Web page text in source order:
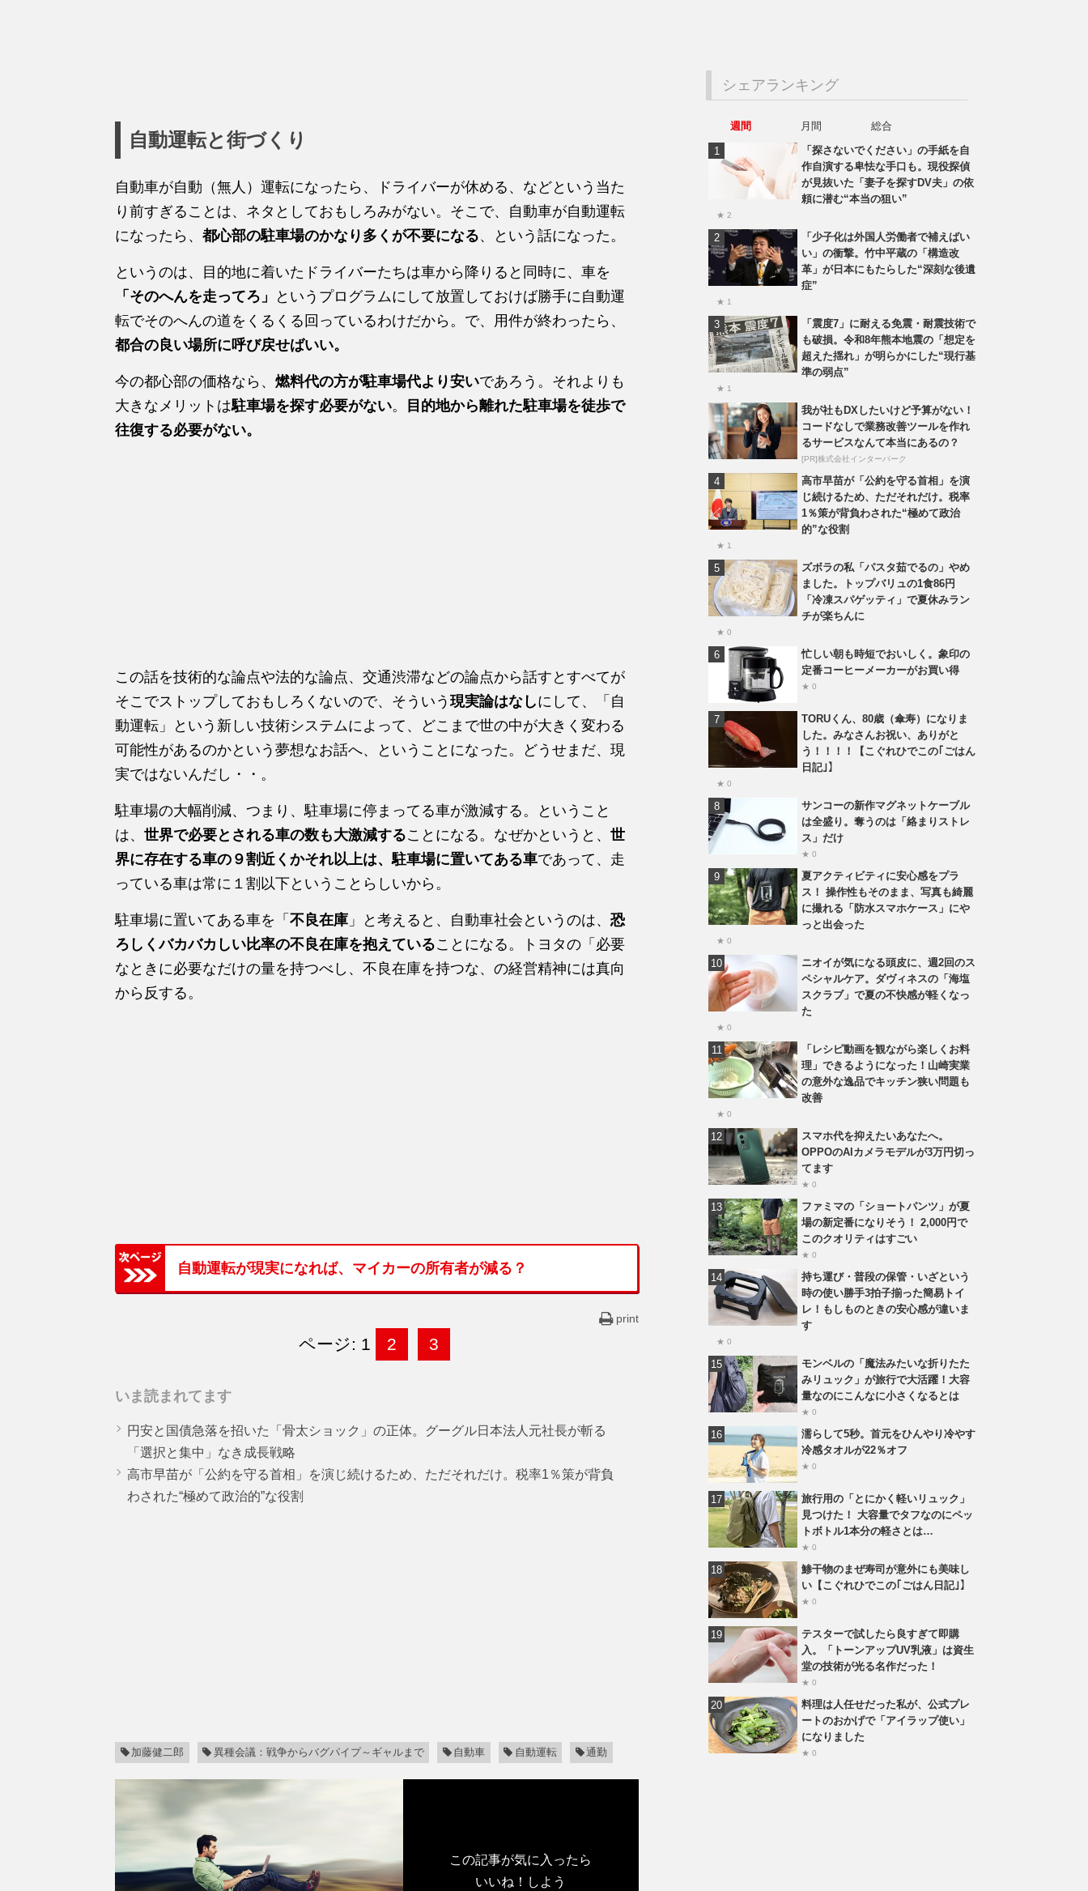
自動運転と街づくり
自動車が自動（無人）運転になったら、ドライバーが休める、などという当た
り前すぎることは、ネタとしておもしろみがない。そこで、自動車が自動運転
になったら、 都心部の駐車場のかなり多くが不要になる、という話になった。
というのは、目的地に着いたドライバーたちは車から降りると同時に、車を
「そのへんを走ってろ」
というプログラムにして放置しておけば勝手に自動運
転でそのへんの道をくるくる回っているわけだから。で、用件が終わったら、
都合の良い場所に呼び戻せばいい。
今の都心部の価格なら、 燃料代の方が駐車場代より安いであろう。それよりも
大きなメリットは駐車場を探す必要がない。
目的地から離れた駐車場を徒歩で
往復する必要がない。
この話を技術的な論点や法的な論点、交通渋滞などの論点から話すとすべてが
そこでストップしておもしろくないので、そういう 現実論はなしにして、「自
動運転」という新しい技術システムによって、どこまで世の中が大きく変わる
可能性があるのかという夢想なお話へ、ということになった。どうせまだ、現
実ではないんだし・・。
駐車場の大幅削減、つまり、駐車場に停まってる車が激減する。ということ
は、 世界で必要とされる車の数も大激減することになる。なぜかというと、 世
界に存在する車の９割近くかそれ以上は、駐車場に置いてある車であって、走
っている車は常に１割以下ということらしいから。
駐車場に置いてある車を「 不良在庫 」と考えると、自動車社会というのは、 恐
ろしくバカバカしい比率の不良在庫を抱えていることになる。トヨタの「必要
なときに必要なだけの量を持つべし、不良在庫を持つな、の経営精神には真向
から反する。
自動運転が現実になれば、マイカーの所有者が減る？
print
ページ: 1 2 3
いま読まれてます
円安と国債急落を招いた「骨太ショック」の正体。グーグル日本法人元社長が斬る
「選択と集中」なき成長戦略
高市早苗が「公約を守る首相」を演じ続けるため、ただそれだけ。税率1％策が背負
わされた“極めて政治的”な役割
加藤健二郎 異種会議：戦争からバグパイプ～ギャルまで 自動車 自動運転 通勤
この記事が気に入ったら
いいね！しよう
シェアランキング
週間 月間
総合
「探さないでください」の手紙を自
作自演する卑怯な手口も。現役探偵
が見抜いた「妻子を探すDV夫」の依
頼に潜む“本当の狙い”
★ 2
「少子化は外国人労働者で補えばい
い」の衝撃。竹中平蔵の「構造改
革」が日本にもたらした“深刻な後遺
症”
★ 1
「震度7」に耐える免震・耐震技術で
も破損。令和8年熊本地震の「想定を
超えた揺れ」が明らかにした“現行基
準の弱点”
★ 1
我が社もDXしたいけど予算がない！
コードなしで業務改善ツールを作れ
るサービスなんて本当にあるの？
[PR]株式会社インターパーク
高市早苗が「公約を守る首相」を演
じ続けるため、ただそれだけ。税率
1％策が背負わされた“極めて政治
的”な役割
★ 1
ズボラの私「パスタ茹でるの」やめ
ました。トップバリュの1食86円
「冷凍スパゲッティ」で夏休みラン
チが楽ちんに
★ 0
忙しい朝も時短でおいしく。象印の
定番コーヒーメーカーがお買い得
★ 0
TORUくん、80歳（傘寿）になりま
した。みなさんお祝い、ありがと
う！！！！【こぐれひでこの｢ごはん
日記｣】
★ 0
サンコーの新作マグネットケーブル
は全盛り。奪うのは「絡まりストレ
ス」だけ
★ 0
夏アクティビティに安心感をプラ
ス！ 操作性もそのまま、写真も綺麗
に撮れる「防水スマホケース」にや
っと出会った
★ 0
ニオイが気になる頭皮に、週2回のス
ペシャルケア。ダヴィネスの「海塩
スクラブ」で夏の不快感が軽くなっ
た
★ 0
「レシピ動画を観ながら楽しくお料
理」できるようになった！山崎実業
の意外な逸品でキッチン狭い問題も
改善
★ 0
スマホ代を抑えたいあなたへ。
OPPOのAIカメラモデルが3万円切っ
てます
★ 0
ファミマの「ショートパンツ」が夏
場の新定番になりそう！ 2,000円で
このクオリティはすごい
★ 0
持ち運び・普段の保管・いざという
時の使い勝手3拍子揃った簡易トイ
レ！もしものときの安心感が違いま
す
★ 0
モンベルの「魔法みたいな折りたた
みリュック」が旅行で大活躍！大容
量なのにこんなに小さくなるとは
★ 0
濡らして5秒。首元をひんやり冷やす
冷感タオルが22％オフ
★ 0
旅行用の「とにかく軽いリュック」
見つけた！ 大容量でタフなのにペッ
トボトル1本分の軽さとは…
★ 0
鯵干物のまぜ寿司が意外にも美味し
い【こぐれひでこの｢ごはん日記｣】
★ 0
テスターで試したら良すぎて即購
入。「トーンアップUV乳液」は資生
堂の技術が光る名作だった！
★ 0
料理は人任せだった私が、公式プレ
ートのおかげで「アイラップ使い」
になりました
★ 0